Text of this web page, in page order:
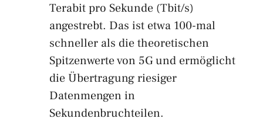
Terabit pro Sekunde (Tbit/s)
angestrebt. Das ist etwa 100-mal
schneller als die theoretischen
Spitzenwerte von 5G und ermöglicht
die Übertragung riesiger
Datenmengen in
Sekundenbruchteilen.